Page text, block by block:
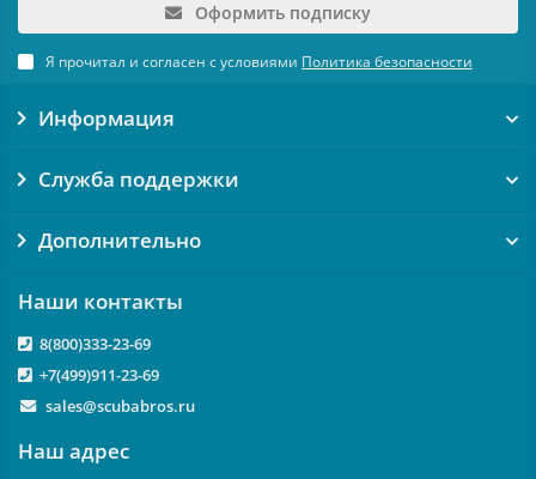
Оформить подписку
Я прочитал и согласен с условиями Политика безопасности
Информация
Служба поддержки
Дополнительно
Наши контакты
8(800)333-23-69
+7(499)911-23-69
sales@scubabros.ru
Наш адрес